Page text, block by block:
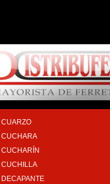
CORTAHIERRO
CORTAVIDRIO
CREA-ESPACIO
CRIQUE
CUARTA
CUARZO
CUCHARA
CUCHARÍN
CUCHILLA
DECAPANTE